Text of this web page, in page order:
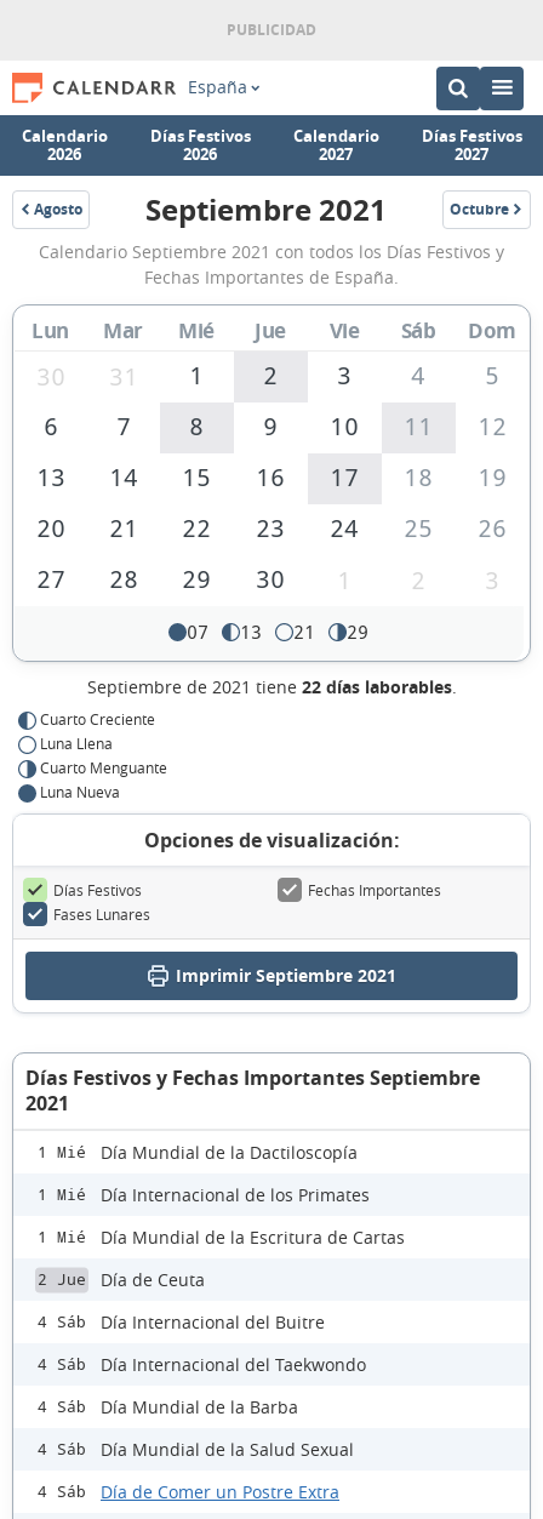
España
Calendario
2026
Días Festivos
2026
Calendario
2027
Días Festivos
2027
Agosto
2021
Calendario
Septiembre
2021
de
España
Septiembre 2021 Octubre
2021
Calendario Septiembre 2021 con todos los Días Festivos y
Fechas Importantes de España.
Lun Mar Mié Jue Vie Sáb Dom
30 31 1 2 3 4
5
6
7 8 9 10 11
12
13
14 15 16 17 18
19
20
21 22 23 24 25
26
27
28 29 30 1 2 3
07 13 21 29
Septiembre de 2021 tiene 22 días laborables.
Cuarto Creciente
Luna Llena
Cuarto Menguante
Luna Nueva
Opciones de visualización:
Días Festivos
Fechas Importantes
Fases Lunares
Imprimir Septiembre 2021
Días Festivos y Fechas Importantes Septiembre
2021
1 Mié Día Mundial de la Dactiloscopía
1 Mié Día Internacional de los Primates
1 Mié Día Mundial de la Escritura de Cartas
2 Jue Día de Ceuta
4 Sáb Día Internacional del Buitre
4 Sáb Día Internacional del Taekwondo
4 Sáb Día Mundial de la Barba
4 Sáb Día Mundial de la Salud Sexual
4 Sáb Día de Comer un Postre Extra